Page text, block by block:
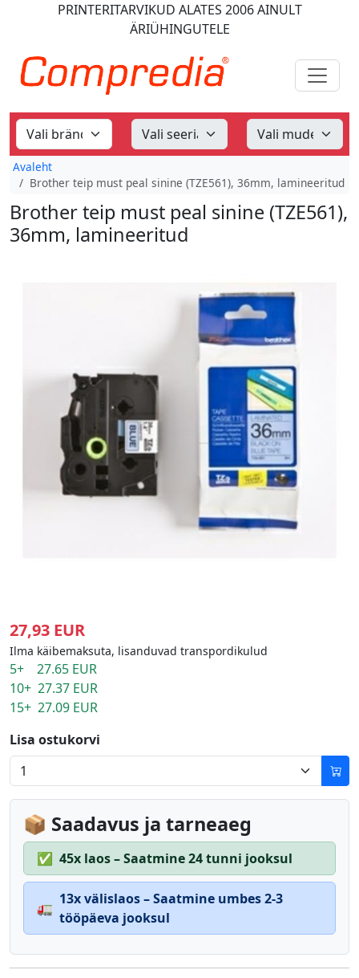
PRINTERITARVIKUD ALATES 2006AINULT
ÄRIÜHINGUTELE
Avaleht
Brother teip must peal sinine (TZE561), 36mm, lamineeritud
Brother teip must peal sinine (TZE561),
36mm, lamineeritud
27,93 EUR
Ilma käibemaksuta, lisanduvad transpordikulud
5+ 27.65 EUR
10+ 27.37 EUR
15+ 27.09 EUR
Lisa ostukorvi
📦 Saadavus ja tarneaeg
✅ 45x laos – Saatmine 24 tunni jooksul
🚛
13x välislaos – Saatmine umbes 2-3
tööpäeva jooksul